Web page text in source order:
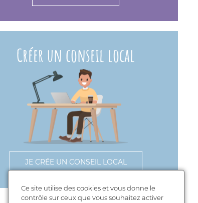
Créer un conseil local
JE CRÉE UN CONSEIL LOCAL
Ce site utilise des cookies et vous donne le
contrôle sur ceux que vous souhaitez activer